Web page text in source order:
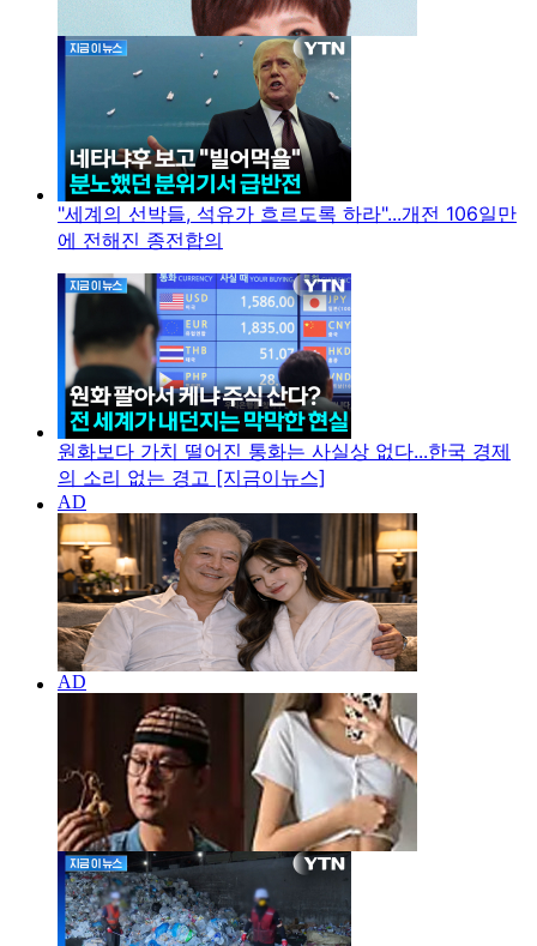
"세계의 선박들, 석유가 흐르도록 하라"...개전 106일만
에 전해진 종전합의
원화보다 가치 떨어진 통화는 사실상 없다...한국 경제
의 소리 없는 경고 [지금이뉴스]